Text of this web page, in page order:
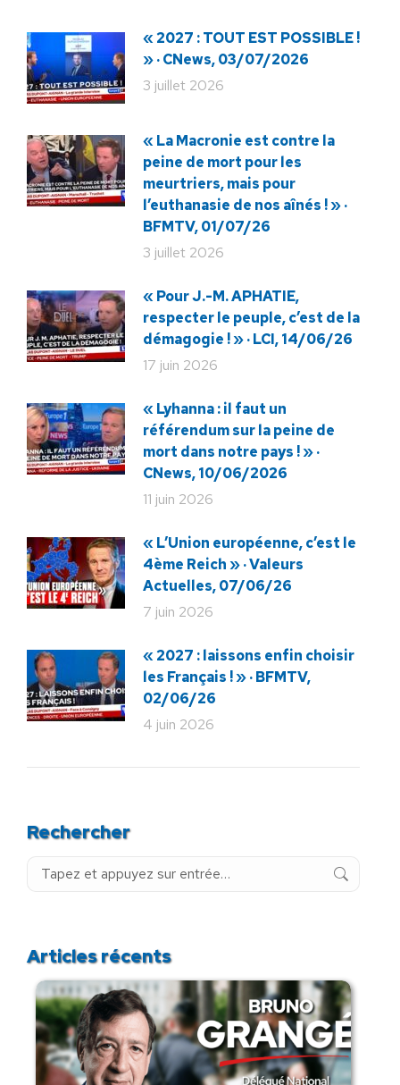
« 2027 : TOUT EST POSSIBLE !
» · CNews, 03/07/2026
3 juillet 2026
« La Macronie est contre la
peine de mort pour les
meurtriers, mais pour
l’euthanasie de nos aînés ! » ·
BFMTV, 01/07/26
3 juillet 2026
« Pour J.-M. APHATIE,
respecter le peuple, c’est de la
démagogie ! » · LCI, 14/06/26
17 juin 2026
« Lyhanna : il faut un
référendum sur la peine de
mort dans notre pays ! » ·
CNews, 10/06/2026
11 juin 2026
« L’Union européenne, c’est le
4ème Reich » · Valeurs
Actuelles, 07/06/26
7 juin 2026
« 2027 : laissons enfin choisir
les Français ! » · BFMTV,
02/06/26
4 juin 2026
Rechercher
Recherche
Articles récents